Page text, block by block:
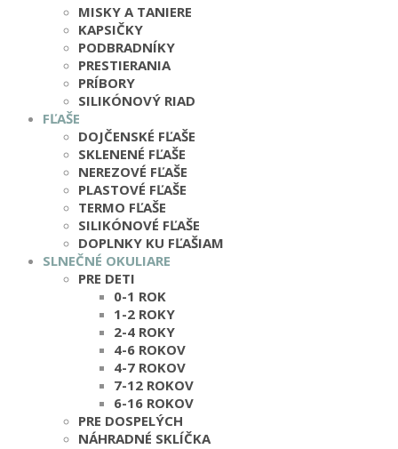
MISKY A TANIERE
KAPSIČKY
PODBRADNÍKY
PRESTIERANIA
PRÍBORY
SILIKÓNOVÝ RIAD
FĽAŠE
DOJČENSKÉ FĽAŠE
SKLENENÉ FĽAŠE
NEREZOVÉ FĽAŠE
PLASTOVÉ FĽAŠE
TERMO FĽAŠE
SILIKÓNOVÉ FĽAŠE
DOPLNKY KU FĽAŠIAM
SLNEČNÉ OKULIARE
PRE DETI
0-1 ROK
1-2 ROKY
2-4 ROKY
4-6 ROKOV
4-7 ROKOV
7-12 ROKOV
6-16 ROKOV
PRE DOSPELÝCH
NÁHRADNÉ SKLÍČKA